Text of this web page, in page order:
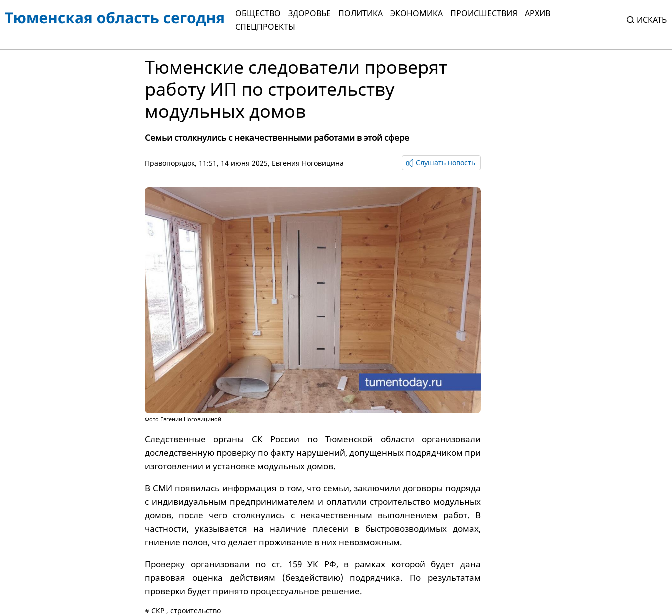
ОБЩЕСТВО ЗДОРОВЬЕ ПОЛИТИКА ЭКОНОМИКА ПРОИСШЕСТВИЯ
АРХИВ
СПЕЦПРОЕКТЫ
ИСКАТЬ
Тюменские следователи проверят
работу ИП по строительству
модульных домов
Семьи столкнулись с некачественными работами в этой сфере
Правопорядок, 11:51, 14 июня 2025, Евгения Ноговицина Слушать новость
Фото Евгении Ноговициной
Следственные органы СК России по Тюменской области организовали
доследственную проверку по факту нарушений, допущенных подрядчиком при
изготовлении и установке модульных домов.
В СМИ появилась информация о том, что семьи, заключили договоры подряда
с индивидуальным предпринимателем и оплатили строительство модульных
домов, после чего столкнулись с некачественным выполнением работ. В
частности, указывается на наличие плесени в быстровозводимых домах,
гниение полов, что делает проживание в них невозможным.
Проверку организовали по ст. 159 УК РФ, в рамках которой будет дана
правовая оценка действиям (бездействию) подрядчика. По результатам
проверки будет принято процессуальное решение.
# СКР , строительство